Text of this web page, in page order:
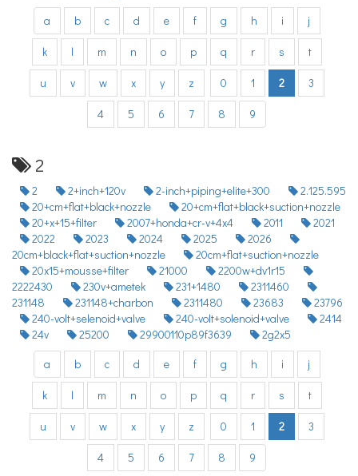
a b c d e f g h i j
k l m n o p q r s t
u v w x y z 0 1 2 3
4 5 6 7 8 9
2
2 2+inch+120v 2-inch+piping+elite+300
2.125.595
20+cm+flat+black+nozzle
20+cm+flat+black+suction+nozzle
20+x+15+filter
2007+honda+cr-v+4x4 2011
2021
2022
2023 2024 2025
2026
20cm+black+flat+suction+nozzle
20cm+flat+suction+nozzle
20x15+mousse+filter
21000
2200w+dv1r15
2222430
230v+ametek 231+1480
2311460
231148
231148+charbon 2311480 23683
23796
240-volt+selenoid+valve
240-volt+solenoid+valve
2414
24v
25200 29900110p89f3639
2g2x5
a
b c d e f g h i j
k l m n o p q r s t
u v w x y z 0 1 2 3
4 5 6 7 8 9